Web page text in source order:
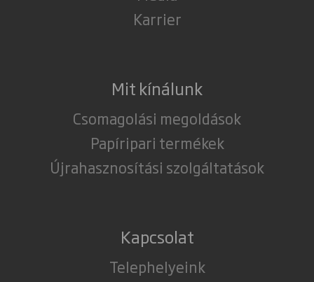
Karrier
Mit kínálunk
Csomagolási megoldások
Papíripari termékek
Újrahasznosítási szolgáltatások
Kapcsolat
Telephelyeink